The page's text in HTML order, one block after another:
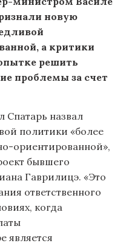
новую
а критики
решить
проблемы за счет
Спатарь назвал
политики «более
ориентированной»,
бывшего
Гаврилицэ. «Это
ответственного
когда
является